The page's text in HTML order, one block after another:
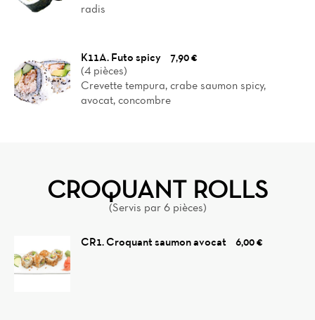
radis
K11A. Futo spicy
7,90 €
(4 pièces)
Crevette tempura, crabe saumon spicy,
avocat, concombre
CROQUANT ROLLS
(Servis par 6 pièces)
CR1. Croquant saumon avocat 6,00 €